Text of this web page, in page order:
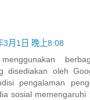
3月1日 晚上8:08
disediakan oleh
pengalaman
sosial